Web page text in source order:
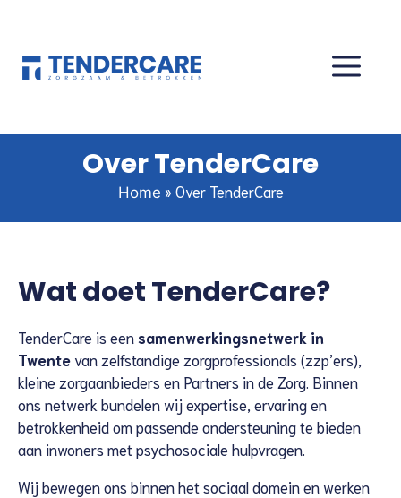
Over TenderCare
Home » Over TenderCare
Wat doet TenderCare?
TenderCare is een samenwerkingsnetwerk in
Twente van zelfstandige zorgprofessionals (zzp’ers),
kleine zorgaanbieders en Partners in de Zorg. Binnen
ons netwerk bundelen wij expertise, ervaring en
betrokkenheid om passende ondersteuning te bieden
aan inwoners met psychosociale hulpvragen.
Wij bewegen ons binnen het sociaal domein en werken